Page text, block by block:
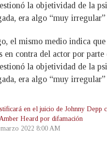
la objetividad de la
era algo “muy
el mismo medio indica
en contra del actor por
la objetividad de la
era algo “muy
en el juicio de Johnny Depp
Heard por difamación
2022 8:00 AM